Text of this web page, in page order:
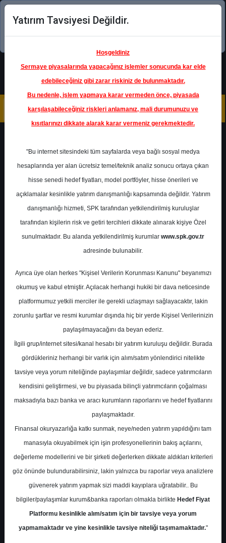
Şimdi uygulamayı indirin!
KOZAL- KOZA ALTIN
İŞLETMELERİ A.Ş.
Hedef Fiyat 31.00 ₺
Getiri
%-8.18
1 0
En Yüksek Tahmin
Ortalama Fiyat Tahmini
Ortalama Getiri Potansiyeli %-100.00
Cuma, 31 Ekim 2025
Ana Sayfa
İş Yatırım Menkul Değerler
İş Yatırım, KOZAL - Koza
Yatırım Tavsiyesi Değildir.
Hoşgeldiniz
Sermaye piyasalarında yapacağınız işlemler sonucunda kar elde
edebileceğiniz gibi zarar riskiniz de bulunmaktadır.
Bu nedenle, işlem yapmaya karar vermeden önce, piyasada
karşılaşabileceğiniz riskleri anlamanız, mali durumunuzu ve
kısıtlarınızı dikkate alarak karar vermeniz gerekmektedir.
"Bu internet sitesindeki tüm sayfalarda veya bağlı sosyal medya
hesaplarında yer alan ücretsiz temel/teknik analiz sonucu ortaya çıkan
hisse senedi hedef fiyatları, model portföyler, hisse önerileri ve
açıklamalar kesinlikle yatırım danışmanlığı kapsamında değildir. Yatırım
danışmanlığı hizmeti, SPK tarafından yetkilendirilmiş kuruluşlar
tarafından kişilerin risk ve getiri tercihleri dikkate alınarak kişiye Özel
sunulmaktadır. Bu alanda yetkilendirilmiş kurumlar www.spk.gov.tr
adresinde bulunabilir.
Ayrıca üye olan herkes "Kişisel Verilerin Korunması Kanunu" beyanımızı
okumuş ve kabul etmiştir. Açılacak herhangi hukiki bir dava neticesinde
platformumuz yetkili merciler ile gerekli uzlaşmayı sağlayacaktır, lakin
zorunlu şartlar ve resmi kurumlar dışında hiç bir yerde Kişisel Verilerinizin
paylaşılmayacağını da beyan ederiz.
İlgili grup/internet sitesi/kanal hesabı bir yatırım kuruluşu değildir. Burada
gördükleriniz herhangi bir varlık için alım/satım yönlendirici nitelikte
tavsiye veya yorum niteliğinde paylaşımlar değildir, sadece yatırımcıların
kendisini geliştirmesi, ve bu piyasada bilinçli yatırımcıların çoğalması
maksadıyla bazı banka ve aracı kurumların raporlarını ve hedef fiyatlarını
paylaşmaktadır.
Finansal okuryazarlığa katkı sunmak, neye/neden yatırım yapıldığını tam
manasıyla okuyabilmek için işin profesyonellerinin bakış açılarını,
değerleme modellerini ve bir şirketi değerlerken dikkate aldıkları kriterleri
göz önünde bulundurabilirsiniz, lakin yalnızca bu raporlar veya analizlere
güvenerek yatırım yapmak sizi maddi kayıplara uğratabilir.. Bu
bilgiler/paylaşımlar kurum&banka raporları olmakla birlikte Hedef Fiyat
Platformu kesinlikle alım/satım için bir tavsiye veya yorum
yapmamaktadır ve yine kesinlikle tavsiye niteliği taşımamaktadır."